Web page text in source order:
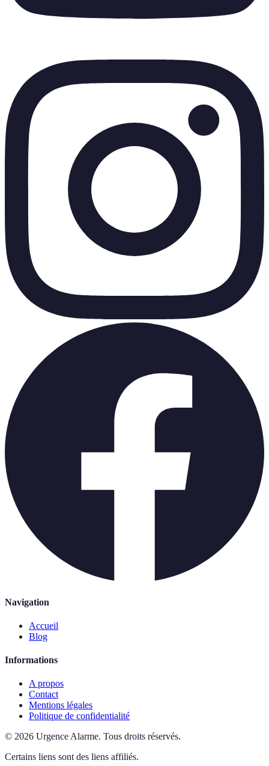
Navigation
Accueil
Blog
Informations
A propos
Contact
Mentions légales
Politique de confidentialité
© 2026 Urgence Alarme. Tous droits réservés.
Certains liens sont des liens affiliés.